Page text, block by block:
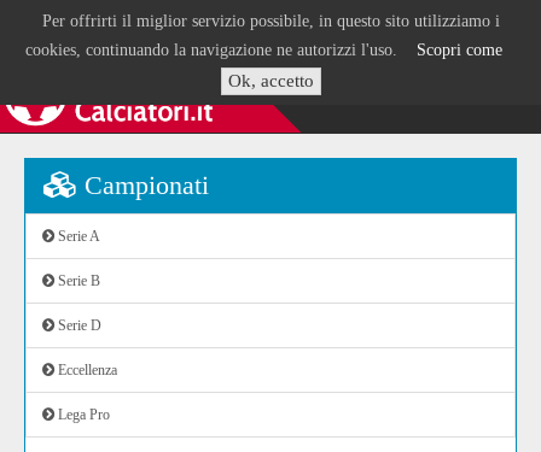
Per offrirti il miglior servizio possibile, in questo sito utilizziamo i
cookies, continuando la navigazione ne autorizzi l'uso. Scopri come
Ok, accetto
Campionati
Serie A
Serie B
Serie D
Eccellenza
Lega Pro